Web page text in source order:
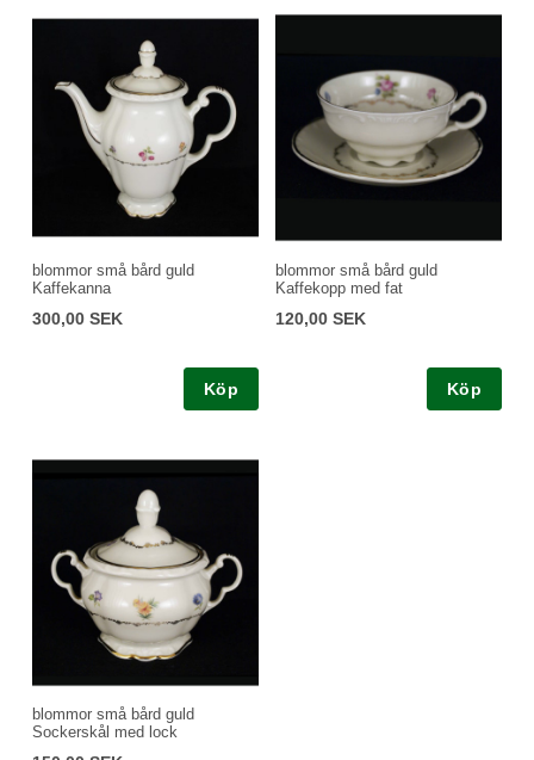
blommor små bård guld
Kaffekanna
300,00 SEK
Köp
blommor små bård guld
Kaffekopp med fat
120,00 SEK
Köp
blommor små bård guld
Sockerskål med lock